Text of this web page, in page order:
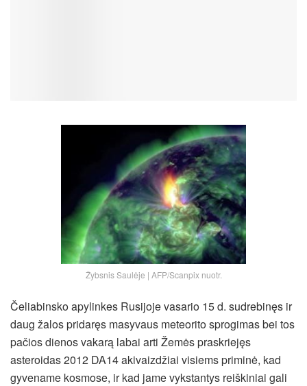
Žybsnis Saulėje | AFP/Scanpix nuotr.
Čeliabinsko apylinkes Rusijoje vasario 15 d. sudrebinęs ir
daug žalos pridaręs masyvaus meteorito sprogimas bei tos
pačios dienos vakarą labai arti Žemės praskriejęs
asteroidas 2012 DA14 akivaizdžiai visiems priminė, kad
gyvename kosmose, ir kad jame vykstantys reiškiniai gali